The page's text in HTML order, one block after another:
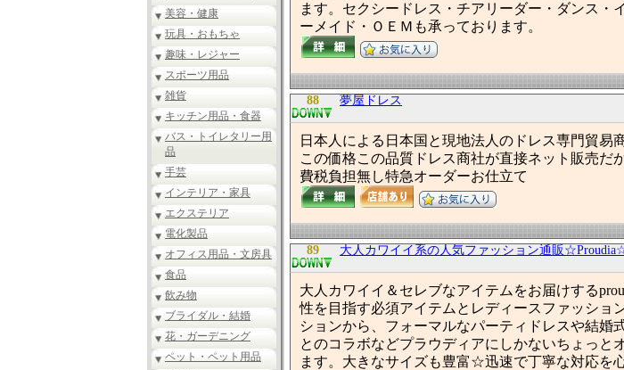
美容・健康
玩具・おもちゃ
趣味・レジャー
スポーツ用品
雑貨
キッチン用品・食器
バス・トイレタリー用
品
手芸
インテリア・家具
エクステリア
電化製品
オフィス用品・文房具
食品
飲み物
ブライダル・結婚
花・ガーデニング
ペット・ペット用品
ます。セクシードレス・チアリーダー・ダンス・
ーメイド・ＯＥＭも承っております。
88 夢屋ドレス
日本人による日本国と現地法人のドレス専門貿易
この価格この品質ドレス商社が直接ネット販売だ
費税負担無し特急オーダーお仕立て
89 大人カワイイ系の人気ファッション通販
大人カワイイ＆セレブなアイテムをお届けする
性を目指す必須アイテムとレディースファッショ
ションから、フォーマルなパーティドレスや結婚
とのコラボなどプラウディアにしかないちょっと
ます。大きなサイズも豊富☆迅速で丁寧な対応を